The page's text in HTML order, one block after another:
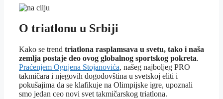
O triatlonu u Srbiji
Kako se trend triatlona rasplamsava u svetu, tako i naša
zemlja postaje deo ovog globalnog sportskog pokreta.
Praćenjem Ognjena Stojanovića, našeg najboljeg PRO
takmičara i njegovih dogodovština u svetskoj eliti i
pokušajima da se klafikuje na Olimpijske igre, upoznali
smo jedan ceo novi svet takmičarskog triatlona.